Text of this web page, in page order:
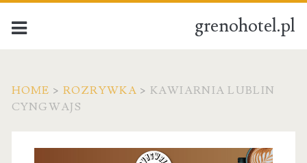
grenohotel.pl
HOME > ROZRYWKA > KAWIARNIA LUBLIN
CYNGWAJS